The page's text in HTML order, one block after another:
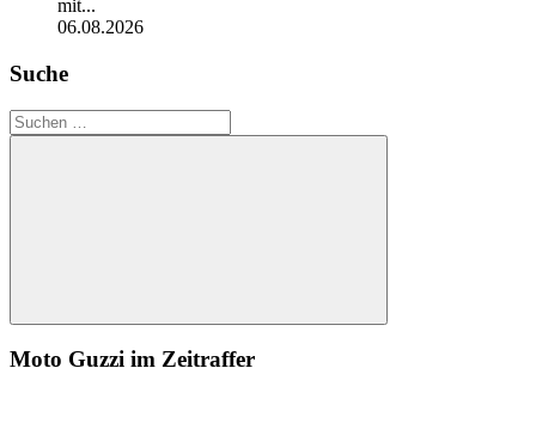
mit...
06.08.2026
Suche
Suchen
nach:
Suchen
Moto Guzzi im Zeitraffer